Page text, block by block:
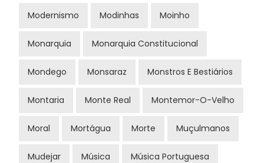
Modernismo Modinhas Moinho
Monarquia Monarquia Constitucional
Mondego Monsaraz Monstros E Bestiários
Montaria Monte Real Montemor-O-Velho
Moral Mortágua Morte Muçulmanos
Mudejar Música Música Portuguesa